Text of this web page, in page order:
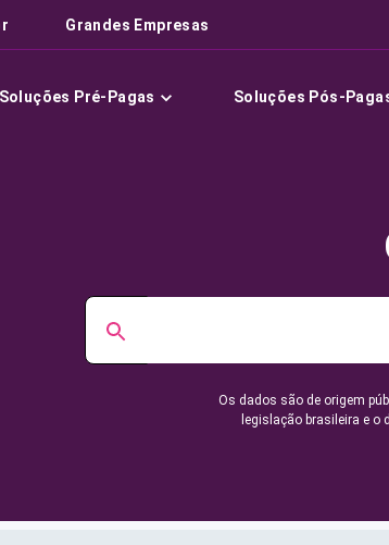
Grandes Empresas
Soluções Pré-Pagas Soluções Pós-
Os dados são de origem
legislação brasileira e o